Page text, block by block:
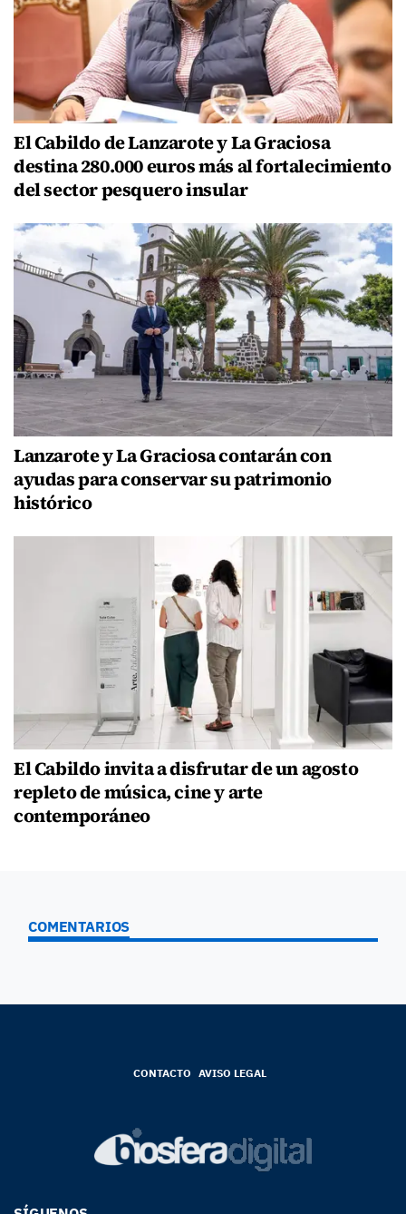
El Cabildo de Lanzarote y La Graciosa
destina 280.000 euros más al fortalecimiento
del sector pesquero insular
Lanzarote y La Graciosa contarán con
ayudas para conservar su patrimonio
histórico
El Cabildo invita a disfrutar de un agosto
repleto de música, cine y arte
contemporáneo
COMENTARIOS
CONTACTO AVISO LEGAL